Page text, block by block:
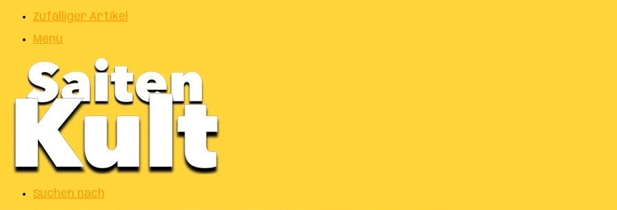
Zufälliger Artikel
Menu
Suchen nach